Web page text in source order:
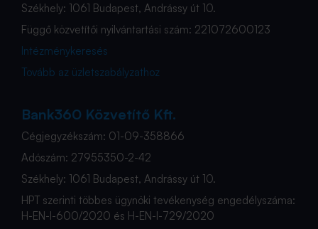
Székhely: 1061 Budapest, Andrássy út 10.
Függő közvetítői nyilvántartási szám: 221072600123
Intézménykeresés
Tovább az üzletszabályzathoz
Bank360 Közvetítő Kft.
Cégjegyzékszám: 01-09-358866
Adószám: 27955350-2-42
Székhely: 1061 Budapest, Andrássy út 10.
HPT szerinti többes ügynöki tevékenység engedélyszáma:
H-EN-I-600/2020 és H-EN-I-729/2020